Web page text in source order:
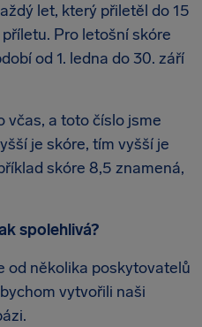
let, který přiletěl do 15
Pro letošní skóre
od 1. ledna do 30. září
včas, a toto číslo jsme
je skóre, tím vyšší je
skóre 8,5 znamená,
spolehlivá?
od několika poskytovatelů
vytvořili naši